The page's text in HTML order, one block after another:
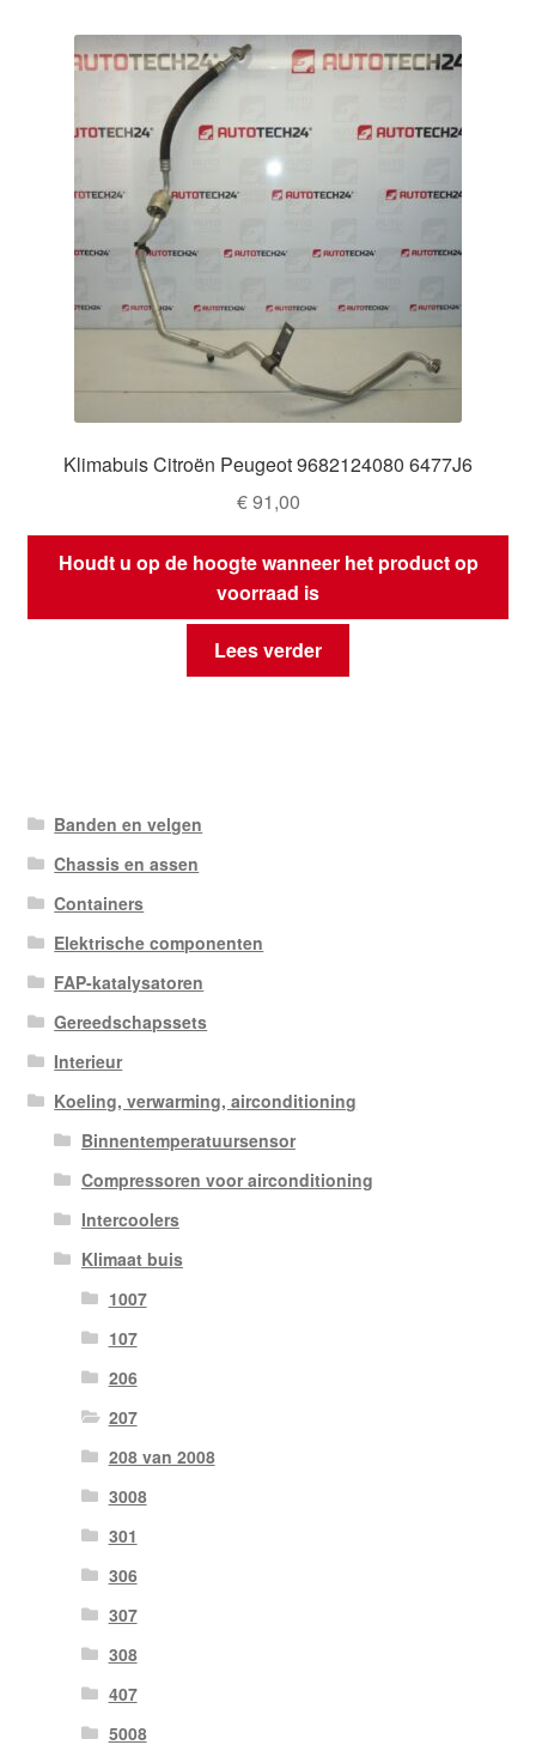
Klimabuis Citroën Peugeot 9682124080 6477J6
€91,00
Houdt u op de hoogte wanneer het product op
voorraad is
Lees verder
Banden en velgen
Chassis en assen
Containers
Elektrische componenten
FAP-katalysatoren
Gereedschapssets
Interieur
Koeling, verwarming, airconditioning
Binnentemperatuursensor
Compressoren voor airconditioning
Intercoolers
Klimaat buis
1007
107
206
207
208 van 2008
3008
301
306
307
308
407
5008